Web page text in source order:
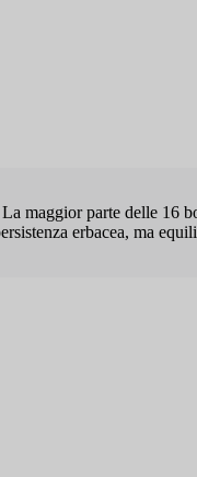
maggior parte delle
erbacea, ma